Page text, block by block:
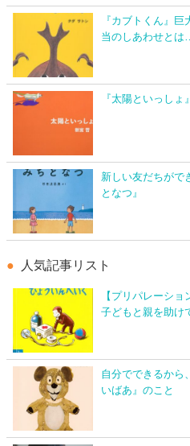
『カブトくん』
当のしあわせと
『太陽といっし
新しい友だちがで
となつ』
人気記事リスト
【プリパレーシ
子どもと親を助け
自分でできるから
いばあ』のこと